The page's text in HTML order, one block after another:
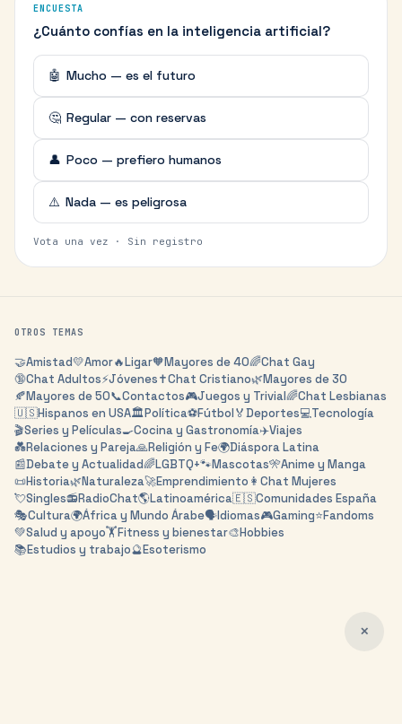
ENCUESTA
¿Cuánto confías en la inteligencia artificial?
🤖 Mucho — es el futuro
🤔 Regular — con reservas
👤 Poco — prefiero humanos
⚠️ Nada — es peligrosa
Vota una vez · Sin registro
OTROS TEMAS
🤝Amistad💛Amor🔥Ligar🧡Mayores de 40🌈Chat Gay
🔞Chat Adultos⚡Jóvenes✝️Chat Cristiano🌿Mayores de 30
🍂Mayores de 50📞Contactos🎮Juegos y Trivial🌈Chat Lesbianas
🇺🇸Hispanos en USA🏛️Política⚽Fútbol🏅Deportes💻Tecnología
🎬Series y Películas🍳Cocina y Gastronomía✈️Viajes
💑Relaciones y Pareja🙏Religión y Fe🌍Diáspora Latina
📰Debate y Actualidad🌈LGBTQ+🐾Mascotas🎌Anime y Manga
📜Historia🌿Naturaleza🚀Emprendimiento 👩 Chat Mujeres
💘Singles📻RadioChat🌎Latinoamérica🇪🇸Comunidades España
🎭Cultura🌍África y Mundo Árabe🗣️Idiomas🎮Gaming⭐Fandoms
💚Salud y apoyo🏋️Fitness y bienestar🎨Hobbies
📚Estudios y trabajo🔮Esoterismo
✕